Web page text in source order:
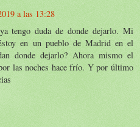
a las 13:28
tengo duda de donde dejarlo. Mi
en un pueblo de Madrid en el
donde dejarlo? Ahora mismo el
las noches hace frío. Y por último